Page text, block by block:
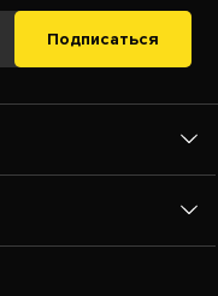
Подписаться